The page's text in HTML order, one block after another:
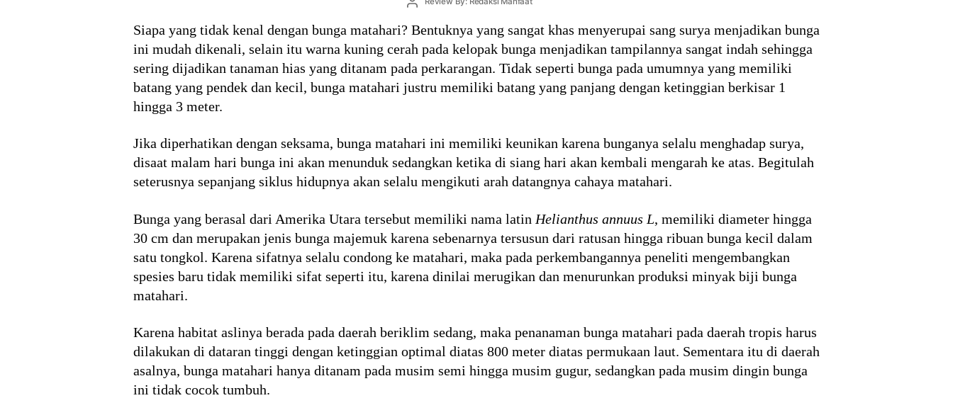
Siapa yang tidak kenal dengan bunga matahari? Bentuknya yang sangat khas menyerupai sang surya menjadikan bunga
ini mudah dikenali, selain itu warna kuning cerah pada kelopak bunga menjadikan tampilannya sangat indah sehingga
sering dijadikan tanaman hias yang ditanam pada perkarangan. Tidak seperti bunga pada umumnya yang memiliki
batang yang pendek dan kecil, bunga matahari justru memiliki batang yang panjang dengan ketinggian berkisar 1
hingga 3 meter.
Jika diperhatikan dengan seksama, bunga matahari ini memiliki keunikan karena bunganya selalu menghadap surya,
disaat malam hari bunga ini akan menunduk sedangkan ketika di siang hari akan kembali mengarah ke atas. Begitulah
seterusnya sepanjang siklus hidupnya akan selalu mengikuti arah datangnya cahaya matahari.
Bunga yang berasal dari Amerika Utara tersebut memiliki nama latin Helianthus annuus L, memiliki diameter hingga
30 cm dan merupakan jenis bunga majemuk karena sebenarnya tersusun dari ratusan hingga ribuan bunga kecil dalam
satu tongkol. Karena sifatnya selalu condong ke matahari, maka pada perkembangannya peneliti mengembangkan
spesies baru tidak memiliki sifat seperti itu, karena dinilai merugikan dan menurunkan produksi minyak biji bunga
matahari.
Karena habitat aslinya berada pada daerah beriklim sedang, maka penanaman bunga matahari pada daerah tropis harus
dilakukan di dataran tinggi dengan ketinggian optimal diatas 800 meter diatas permukaan laut. Sementara itu di daerah
asalnya, bunga matahari hanya ditanam pada musim semi hingga musim gugur, sedangkan pada musim dingin bunga
ini tidak cocok tumbuh.